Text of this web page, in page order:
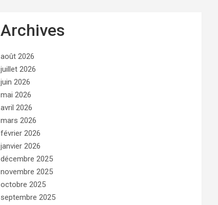
Archives
août 2026
juillet 2026
juin 2026
mai 2026
avril 2026
mars 2026
février 2026
janvier 2026
décembre 2025
novembre 2025
octobre 2025
septembre 2025